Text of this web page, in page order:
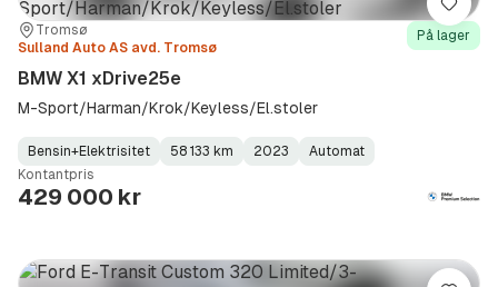
Sted:Tromsø
Forhandler:
Sulland Auto AS avd. Tromsø
På lager
BMW X1 xDrive25e
M-Sport/Harman/Krok/Keyless/El.stoler
Fuel
Type:
Bensin+Elektrisitet
Kilometerstand: 58 133 km
Model
Year:
2023
Gearbox
Type:
Automat
Kontantpris
429 000 kr
Lagre